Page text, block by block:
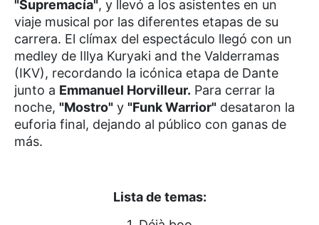
"Supremacía", y llevó a los asistentes en un
viaje musical por las diferentes etapas de su
carrera. El clímax del espectáculo llegó con un
medley de Illya Kuryaki and the Valderramas
(IKV), recordando la icónica etapa de Dante
junto a Emmanuel Horvilleur. Para cerrar la
noche, "Mostro" y "Funk Warrior" desataron la
euforia final, dejando al público con ganas de
más.
Lista de temas: